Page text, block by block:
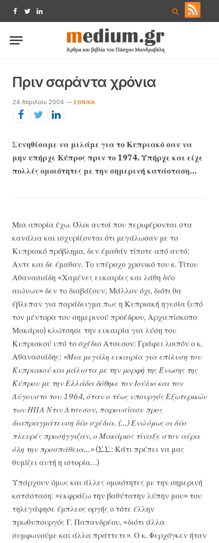
Facebook
TwitterLinkedIn
Πριν σαράντα χρόνια
24 Απριλίου 2004 ΕΘΝΙΚΆ
Συνηθίσαμε να μιλάμε για το Κυπριακό σαν να
μην υπήρχε Κύπρος πριν το 1974. Υπήρχε και είχε
πολλές ομοιότητες με την σημερινή κατάσταση…
Μια απορία έχω. Όλοι αυτοί που περιφέρονται στα
κανάλια και ισχυρίζονται ότι μεγάλωσαν με το
Κυπριακό πρόβλημα, δεν έμαθάν τίποτε από αυτό;
Αντε και δε έμαθαν. Το υπέροχο χρονικό του κ. Τίτου
Αθανασιάδη «Χαμένες ευκαιρίες και λάθη δύο
αιώνων» δεν το διαβάζουν; Μάλλον όχι, διότι θα
έβλεπαν για παράδειγμα πως η Κυπριακή ηγεσία (υπό
τον μέντορα του σημερινού προέδρου, Αρχιεπίσκοπο
Μακάριο) κλώτσησε την ευκαιρία για λύση του
Κυπριακού υπό το σχέδιο Ατσεσον: Γράφει λοιπόν ο κ.
Αθανασιάδης: «Μια μεγάλη ευκαιρία για επίλυση του
Κυπριακού και μάλιστα με την μορφή της Ένωσης της
Κύπρου με την Ελλάδα δόθηκε τον Ιούλιο και τον
Αύγουστο του 1964, όταν ο τέως υπουργός Εξωτερικών
των ΗΠΑ Ντιν Ατσεσον, παρουσίασε προς
διαπραγμάτευση δύο σχέδια. (…) Ενώ όμως οι δύο
πλευρές προσήγγιζαν, ο Μακάριος τίναξε στον αέρα
όλη την προσπάθεια…»(Σ.Σ.: Κάτι πρέπει να μας
θυμίζει αυτή η ιστορία…)
Υπάρχουν όμως και άλλες ομοιότητες με την σημερινή
κατάσταση: «εκφράζω την βαθύτατην λύπην μου» του
τηλεγάφησε έμπλεος οργής ο τότε έλλην
πρωθυπουργός Γ. Παπανδρέου, «διότι άλλα
συμφωνούμε και άλλα πράττετε». Ο κ. Φερχόγκεν ήταν